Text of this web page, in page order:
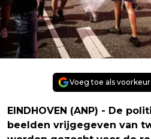
Voeg toe als
EINDHOVEN (ANP) - De
beelden vrijgegeven van